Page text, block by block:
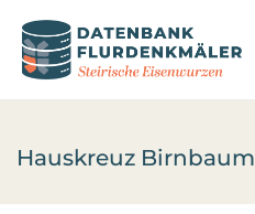
Hauskreuz Birnbaum